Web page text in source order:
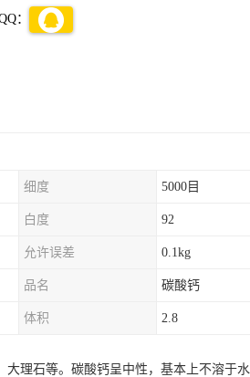
：
细度 5000目
白度 92
允许误差 0.1kg
品名 碳酸钙
体积 2.8
理石等。碳酸钙呈中性，基本上不溶于